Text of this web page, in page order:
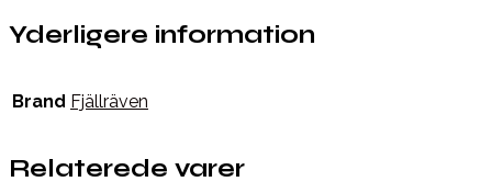
Yderligere information
Brand Fjällräven
Relaterede varer